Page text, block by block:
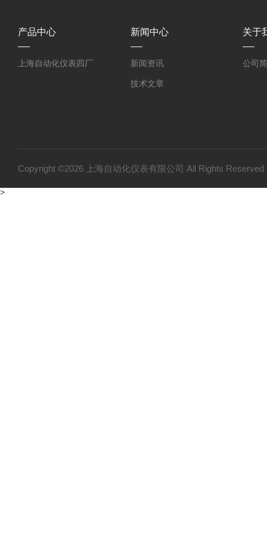
产品中心
上海自动化仪表四厂
新闻中心
新闻资讯
技术文章
关于
公司
Copyright ©2026 上海自动化仪表有限公司 All Rights
>